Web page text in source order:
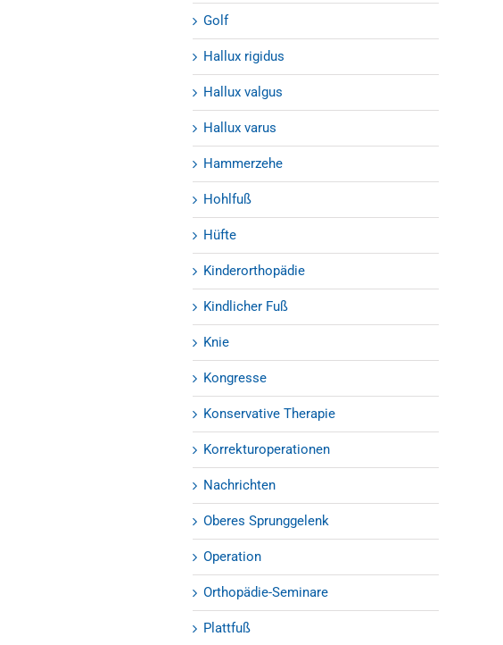
Golf
Hallux rigidus
Hallux valgus
Hallux varus
Hammerzehe
Hohlfuß
Hüfte
Kinderorthopädie
Kindlicher Fuß
Knie
Kongresse
Konservative Therapie
Korrekturoperationen
Nachrichten
Oberes Sprunggelenk
Operation
Orthopädie-Seminare
Plattfuß